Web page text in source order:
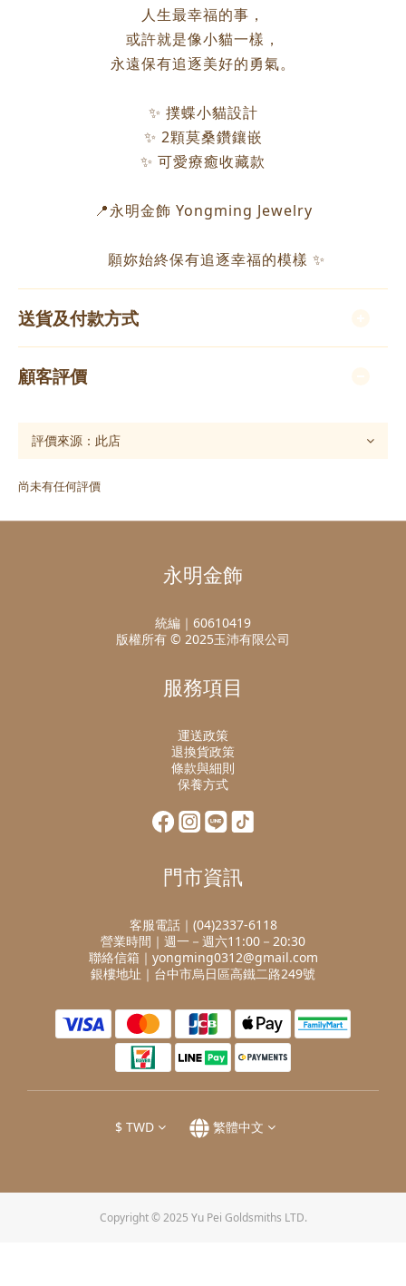
人生最幸福的事，
或許就是像小貓一樣，
永遠保有追逐美好的勇氣。
✨ 撲蝶小貓設計
✨ 2顆莫桑鑽鑲嵌
✨ 可愛療癒收藏款
📍永明金飾 Yongming Jewelry
願妳始終保有追逐幸福的模樣 ✨
送貨及付款方式
顧客評價
尚未有任何評價
永明金飾
統編｜60610419
版權所有 © 2025玉沛有限公司
服務項目
運送政策
退換貨政策
條款與細則
保養方式
門市資訊
客服電話｜(04)2337-6118
營業時間｜週一－週六11:00－20:30
聯絡信箱｜yongming0312@gmail.com
銀樓地址｜台中市烏日區高鐵二路249號
$ TWD 繁體中文
Copyright © 2025 Yu Pei Goldsmiths LTD.